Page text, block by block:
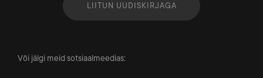
LIITUN UUDISKIRJAGA
Või jälgi meid sotsiaalmeedias: